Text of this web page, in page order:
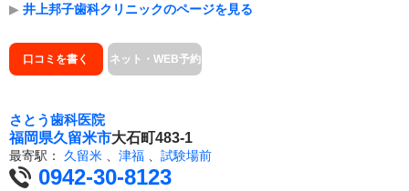
▶ 井上邦子歯科クリニックのページを見る
口コミを書く ネット・WEB予約
さとう歯科医院
福岡県久留米市大石町483-1
最寄駅： 久留米 、 津福 、 試験場前
0942-30-8123